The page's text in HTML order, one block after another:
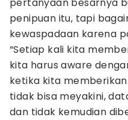
penipuan itu, tapi
kewaspadaan karena
“Setiap kali kita
kita harus aware
ketika kita
tidak bisa meyakini,
dan tidak kemudian